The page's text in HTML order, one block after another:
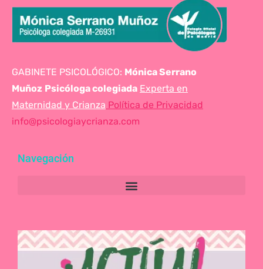
GABINETE PSICOLÓGICO: Mónica Serrano
Muñoz Psicóloga colegiada Experta en
Maternidad y Crianza Política de Privacidad
info@psicologiaycrianza.com
Navegación